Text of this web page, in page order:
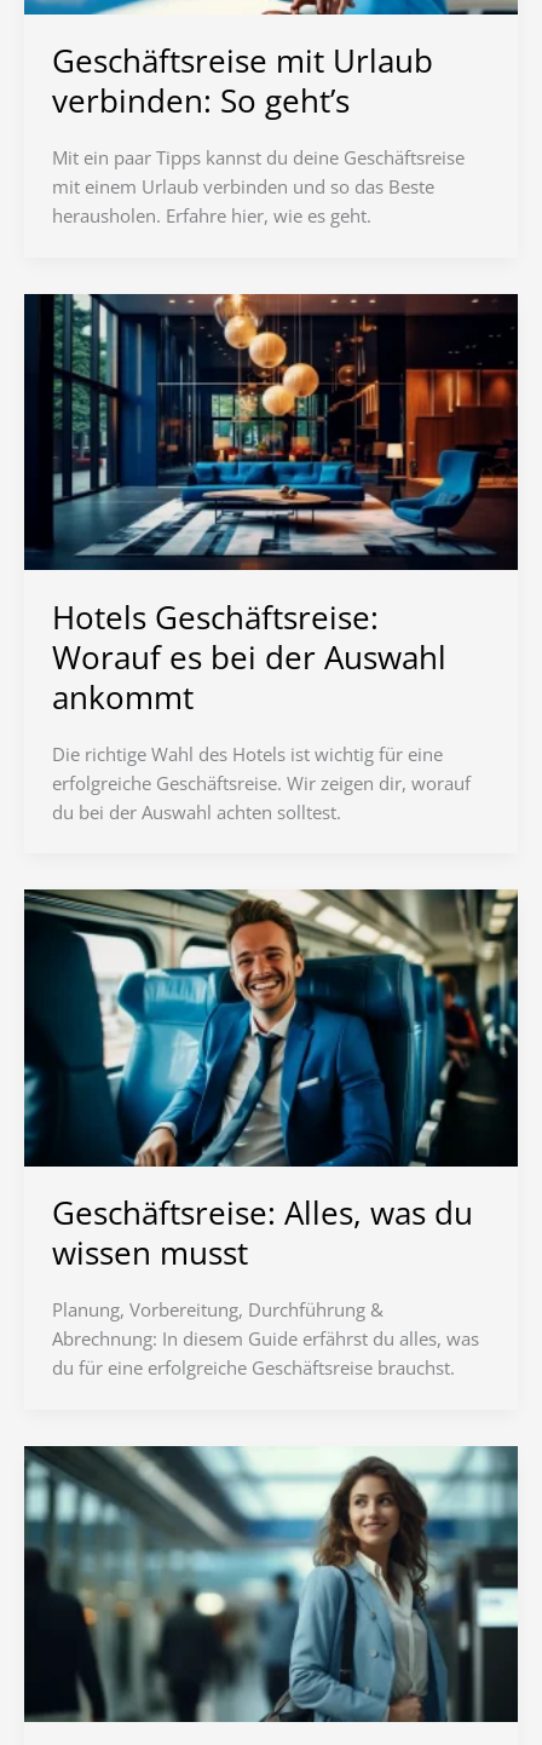
Geschäftsreise mit Urlaub
verbinden: So geht’s
Mit ein paar Tipps kannst du deine Geschäftsreise
mit einem Urlaub verbinden und so das Beste
herausholen. Erfahre hier, wie es geht.
Hotels Geschäftsreise:
Worauf es bei der Auswahl
ankommt
Die richtige Wahl des Hotels ist wichtig für eine
erfolgreiche Geschäftsreise. Wir zeigen dir, worauf
du bei der Auswahl achten solltest.
Geschäftsreise: Alles, was du
wissen musst
Planung, Vorbereitung, Durchführung &
Abrechnung: In diesem Guide erfährst du alles, was
du für eine erfolgreiche Geschäftsreise brauchst.